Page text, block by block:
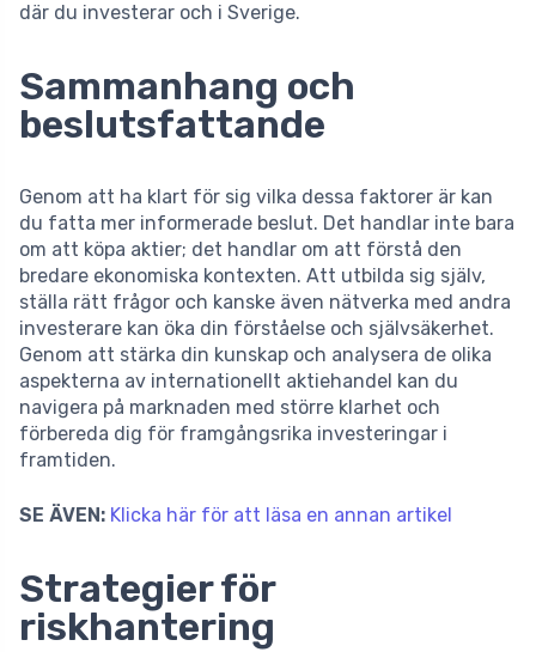
där du investerar och i Sverige.
Sammanhang och
beslutsfattande
Genom att ha klart för sig vilka dessa faktorer är kan
du fatta mer informerade beslut. Det handlar inte bara
om att köpa aktier; det handlar om att förstå den
bredare ekonomiska kontexten. Att utbilda sig själv,
ställa rätt frågor och kanske även nätverka med andra
investerare kan öka din förståelse och självsäkerhet.
Genom att stärka din kunskap och analysera de olika
aspekterna av internationellt aktiehandel kan du
navigera på marknaden med större klarhet och
förbereda dig för framgångsrika investeringar i
framtiden.
SE ÄVEN: Klicka här för att läsa en annan artikel
Strategier för
riskhantering